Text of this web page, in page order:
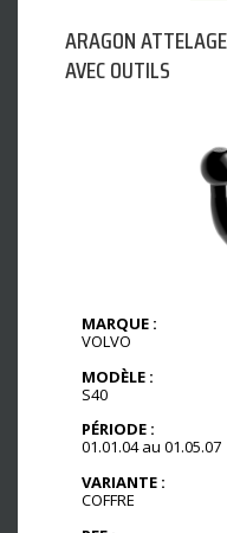
ARAGON
AVEC OUTILS
MARQUE :
VOLVO
MODÈLE :
S40
PÉRIODE :
01.01.04 au 01.05.07
VARIANTE :
COFFRE